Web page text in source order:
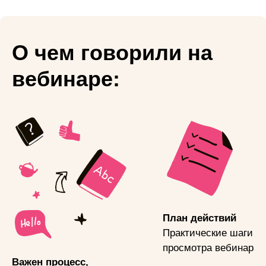
О чем говорили на
вебинаре:
Важен процесс,
План действий
Практические шаги
просмотра вебинара.